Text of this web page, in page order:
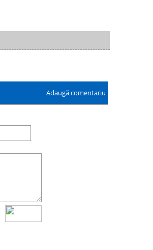
Adaugă comentariu